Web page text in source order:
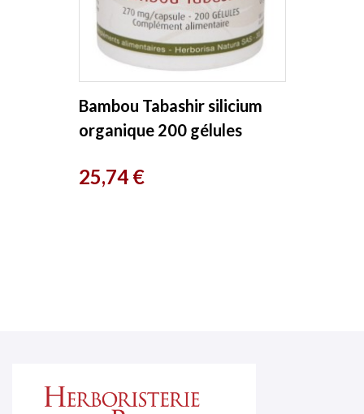
Bambou Tabashir silicium
organique 200 gélules
Prix
25,74 €